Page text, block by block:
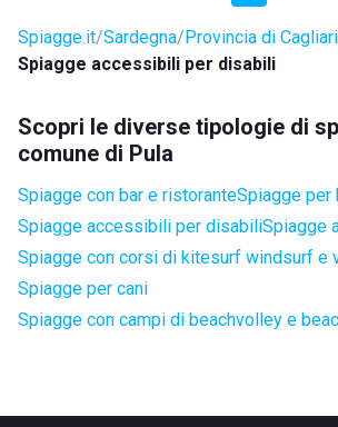
Spiagge.it Sardegna Provincia di Cagliari
Spiagge accessibili per disabili
Scopri le diverse tipologie di
comune di Pula
Spiagge con bar e ristoranteSpiagge per
Spiagge accessibili per disabiliSpiagge
Spiagge con corsi di kitesurf windsurf e
Spiagge per cani
Spiagge con campi di beachvolley e